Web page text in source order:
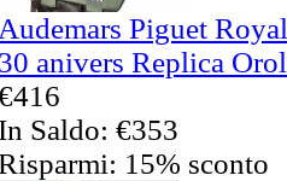
Audemars Piguet
30 anivers Replica
In Saldo: €353
15% sconto